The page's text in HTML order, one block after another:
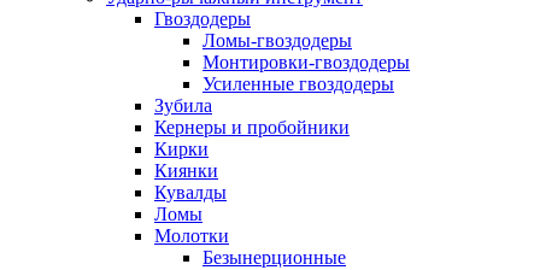
Гвоздодеры
Ломы-гвоздодеры
Монтировки-гвоздодеры
Усиленные гвоздодеры
Зубила
Кернеры и пробойники
Кирки
Киянки
Кувалды
Ломы
Молотки
Безынерционные